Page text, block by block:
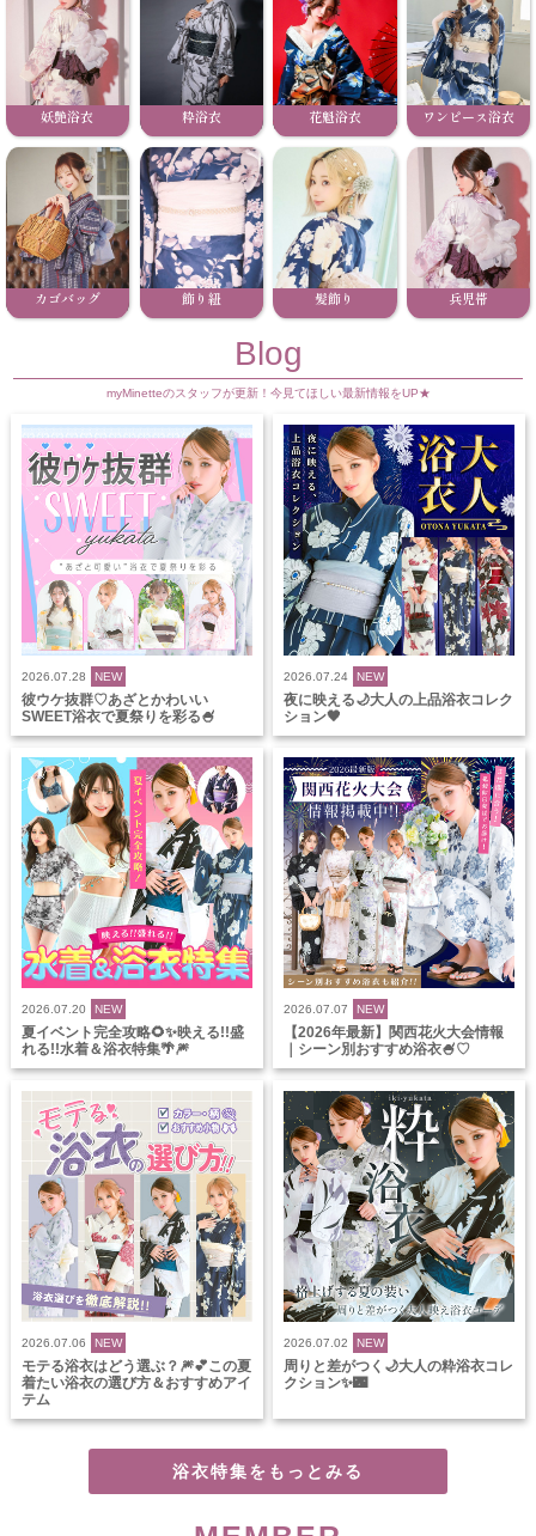
妖艶浴衣 粋浴衣 花魁浴衣 ワンピース浴衣
カゴバッグ 飾り紐 髪飾り 兵児帯
Blog
myMinetteのスタッフが更新！今見てほしい最新情報をUP★
2026.07.28 NEW
彼ウケ抜群♡あざとかわいい
SWEET浴衣で夏祭りを彩る🍧
2026.07.24 NEW
夜に映える🌙大人の上品浴衣コレク
ション🖤
2026.07.20 NEW
夏イベント完全攻略🌻✨映える!!盛
れる!!水着＆浴衣特集🌴🎆
2026.07.07 NEW
【2026年最新】関西花火大会情報
｜シーン別おすすめ浴衣🍧♡
2026.07.06 NEW
モテる浴衣はどう選ぶ？🎆💕この夏
着たい浴衣の選び方＆おすすめアイ
テム
2026.07.02 NEW
周りと差がつく🌙大人の粋浴衣コレ
クション✨🌃
浴衣特集をもっとみる